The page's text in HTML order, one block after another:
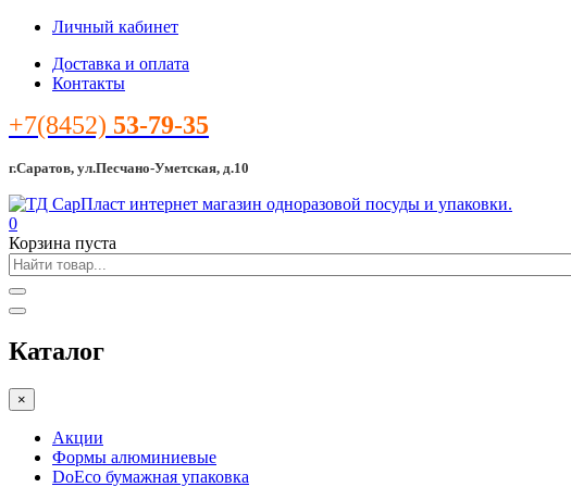
Личный кабинет
Доставка и оплата
Контакты
+7(8452) 53-79-35
г.Саратов, ул.Песчано-Уметская, д.10
0
Корзина пуста
Каталог
×
Акции
Формы алюминиевые
DoEco бумажная упаковка